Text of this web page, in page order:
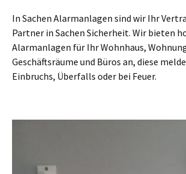
In Sachen Alarmanlagen sind wir Ihr
Partner in Sachen Sicherheit. Wir bieten
Alarmanlagen für Ihr Wohnhaus,
Geschäftsräume und Büros an, diese
Einbruchs, Überfalls oder bei Feuer.